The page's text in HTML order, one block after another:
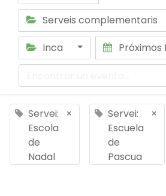
Serveis complementaris
Inca
Próximos
Servei:
Escola
de
Nadal
×
Servei:
Escuela
de
Pascua
×